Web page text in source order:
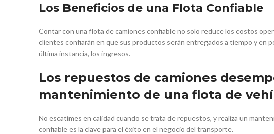
Los Beneficios de una Flota Confiable
Contar con una flota de camiones confiable no solo reduce los costos
clientes confiarán en que sus productos serán entregados a tiempo y en
última instancia, los ingresos.
Los repuestos de camiones
mantenimiento de una flota de
No escatimes en calidad cuando se trata de repuestos, y realiza un
confiable es la clave para el éxito en el negocio del transporte.